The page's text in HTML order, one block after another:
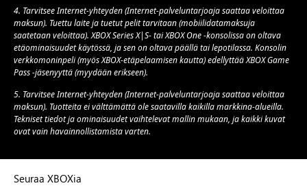
4. Tarvitsee Internet-yhteyden (Internet-palveluntarjoaja saattaa veloittaa
maksun). Tuettu laite ja tuetut pelit tarvitaan (mobiilidatamaksuja
saatetaan veloittaa). XBOX Series X|S- tai XBOX One -konsolissa on oltava
etäominaisuudet käytössä, ja sen on oltava päällä tai lepotilassa. Konsolin
verkkomoninpeli (myös XBOX-etäpelaamisen kautta) edellyttää XBOX Game
Pass -jäsenyyttä (myydään erikseen).
5. Tarvitsee Internet-yhteyden (Internet-palveluntarjoaja saattaa veloittaa
maksun). Tuotteita ei välttämättä ole saatavilla kaikilla markkina-alueilla.
Tekniset tiedot ja ominaisuudet vaihtelevat mallin mukaan, ja kaikki kuvat
ovat vain havainnollistamista varten.
Seuraa XBOXia